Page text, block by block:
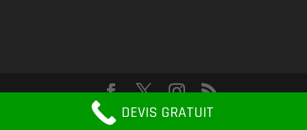
Elegant Themes| Propulsé par
DEVIS GRATUIT